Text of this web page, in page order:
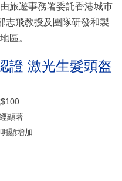
旅遊事務署委託香港城市
志飛教授及團隊研發和製
區。
證 激光生髮頭盔
顯著
顯增加